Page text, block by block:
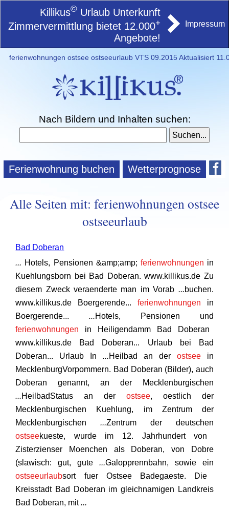
Killikus© Urlaub Unterkunft
Zimmervermittlung bietet 12.000+
Angebote!
Impressum
ferienwohnungen ostsee ostseeurlaub VTS 09.2015 Aktualisiert
Nach Bildern und Inhalten suchen:
Ferienwohnung buchen Wetterprognose
Alle Seiten mit: ferienwohnungen ostsee
ostseeurlaub
Bad Doberan
... Hotels, Pensionen &amp;amp; ferienwohnungen in
Kuehlungsborn bei Bad Doberan. www.killikus.de Zu
diesem Zweck veraenderte man im Vorab ...buchen.
www.killikus.de Boergerende... ferienwohnungen in
Boergerende......Hotels, Pensionen und
ferienwohnungen in Heiligendamm Bad Doberan
www.killikus.de Bad Doberan... Urlaub bei Bad
Doberan... Urlaub In...Heilbad an derostsee in
MecklenburgVorpommern. Bad Doberan (Bilder), auch
Doberan genannt, an der Mecklenburgischen
...HeilbadStatus an der ostsee, oestlich der
Mecklenburgischen Kuehlung, im Zentrum der
Mecklenburgischen...Zentrum der deutschen
ostseekueste, wurde im 12. Jahrhundert von
Zisterzienser Moenchen als Doberan, von Dobre
(slawisch: gut, gute ...Galopprennbahn, sowie ein
ostseeurlaubsort fuer Ostsee Badegaeste. Die
Kreisstadt Bad Doberan im gleichnamigen Landkreis
Bad Doberan, mit...